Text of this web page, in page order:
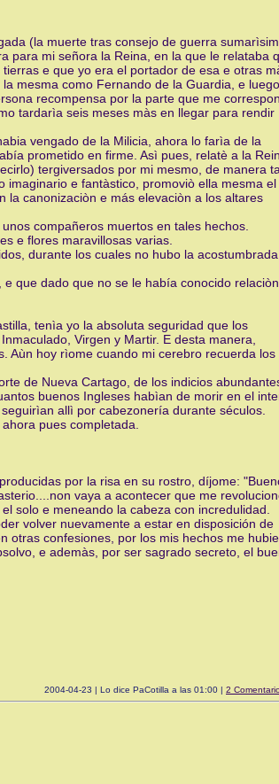
(la muerte tras consejo de guerra
para mi señora la Reina, en la que le relataba
e que yo era el portador de esa e otras
mesma como Fernando de la Guardia, e luego
recompensa por la parte que me
tardarìa seis meses màs en llegar para rendir
vengado de la Milicia, ahora lo farìa de la
prometido en firme. Asì pues, relatè a la
tergiversados por mi mesmo, de manera
e fantàstico, promoviò ella mesma el
la canonizaciòn e más elevaciòn a los altares
compañeros muertos en tales hechos.
e flores maravillosas varias.
durante los cuales no hubo la acostumbrada
que dado que no se le había conocido relaciòn
tenìa yo la absoluta seguridad que los
Virgen y Martir. E desta manera,
Aùn hoy rìome cuando mi cerebro recuerda los
de Nueva Cartago, de los indicios
buenos Ingleses habìan de morir en el
allì por cabezonería durante séculos.
pues completada.
por la risa en su rostro, díjome:
vaya a acontecer que me
solo e meneando la cabeza con incredulidad.
volver nuevamente a estar en disposición de
otras confesiones, por los mis hechos me
e ademàs, por ser sagrado secreto, el
2004-04-23 | Lo dice PaCotilla a las 01:00 | 2